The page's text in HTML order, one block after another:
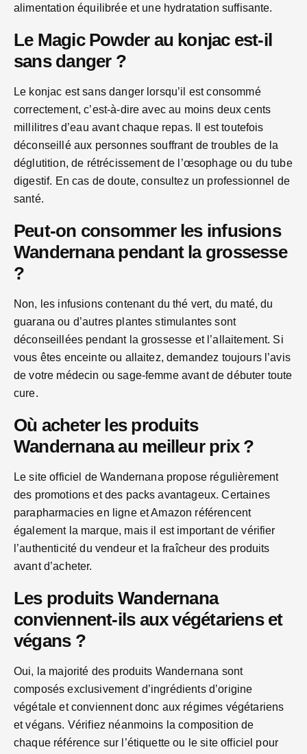
alimentation équilibrée et une hydratation suffisante.
Le Magic Powder au konjac est-il
sans danger ?
Le konjac est sans danger lorsqu’il est consommé
correctement, c’est-à-dire avec au moins deux cents
millilitres d’eau avant chaque repas. Il est toutefois
déconseillé aux personnes souffrant de troubles de la
déglutition, de rétrécissement de l’œsophage ou du tube
digestif. En cas de doute, consultez un professionnel de
santé.
Peut-on consommer les infusions
Wandernana pendant la grossesse
?
Non, les infusions contenant du thé vert, du maté, du
guarana ou d’autres plantes stimulantes sont
déconseillées pendant la grossesse et l’allaitement. Si
vous êtes enceinte ou allaitez, demandez toujours l’avis
de votre médecin ou sage-femme avant de débuter toute
cure.
Où acheter les produits
Wandernana au meilleur prix ?
Le site officiel de Wandernana propose régulièrement
des promotions et des packs avantageux. Certaines
parapharmacies en ligne et Amazon référencent
également la marque, mais il est important de vérifier
l’authenticité du vendeur et la fraîcheur des produits
avant d’acheter.
Les produits Wandernana
conviennent-ils aux végétariens et
végans ?
Oui, la majorité des produits Wandernana sont
composés exclusivement d’ingrédients d’origine
végétale et conviennent donc aux régimes végétariens
et végans. Vérifiez néanmoins la composition de
chaque référence sur l’étiquette ou le site officiel pour